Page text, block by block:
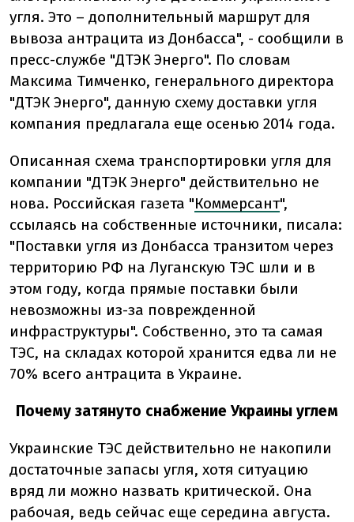
угля. Это – дополнительный маршрут для
вывоза антрацита из Донбасса", - сообщили в
пресс-службе "ДТЭК Энерго". По словам
Максима Тимченко, генерального директора
"ДТЭК Энерго", данную схему доставки угля
компания предлагала еще осенью 2014 года.
Описанная схема транспортировки угля для
компании "ДТЭК Энерго" действительно не
нова. Российская газета "Коммерсант",
ссылаясь на собственные источники, писала:
"Поставки угля из Донбасса транзитом через
территорию РФ на Луганскую ТЭС шли и в
этом году, когда прямые поставки были
невозможны из-за поврежденной
инфраструктуры". Собственно, это та самая
ТЭС, на складах которой хранится едва ли не
70% всего антрацита в Украине.
Почему затянуто снабжение Украины углем
Украинские ТЭС действительно не накопили
достаточные запасы угля, хотя ситуацию
вряд ли можно назвать критической. Она
рабочая, ведь сейчас еще середина августа.